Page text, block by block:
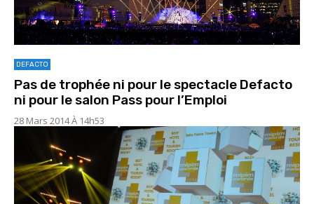
DEFACTO
Pas de trophée ni pour le spectacle Defacto
ni pour le salon Pass pour l’Emploi
28 Mars 2014 À 14h53